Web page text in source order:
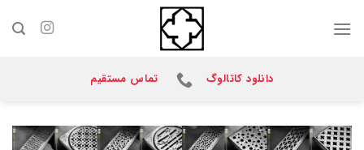
دانلود کاتالوگ تماس مستقیم